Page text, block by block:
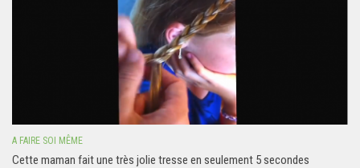
A FAIRE SOI MÊME
Cette maman fait une très jolie tresse en seulement 5 secondes